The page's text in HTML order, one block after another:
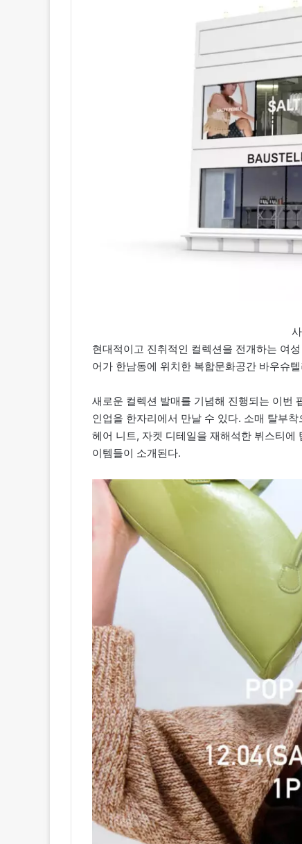
현대적이고 진취적인 컬렉션을 전개하는 여
어가 한남동에 위치한 복합문화공간 바우슈
새로운 컬렉션 발매를 기념해 진행되는 이번
인업을 한자리에서 만날 수 있다. 소매 탈부
헤어 니트, 자켓 디테일을 재해석한 뷔스티
이템들이 소개된다.